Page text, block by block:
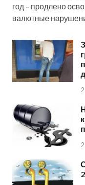
год – продлено
валютные